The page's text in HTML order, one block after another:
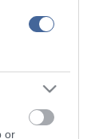
or
a
a hírek
befolyásolni
jó hírnevének